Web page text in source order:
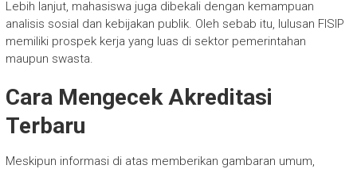
Lebih lanjut, mahasiswa juga dibekali dengan kemampuan
analisis sosial dan kebijakan publik. Oleh sebab itu, lulusan FISIP
memiliki prospek kerja yang luas di sektor pemerintahan
maupun swasta.
Cara Mengecek Akreditasi
Terbaru
Meskipun informasi di atas memberikan gambaran umum,